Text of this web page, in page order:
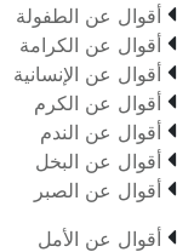
 أقوال عن الطفولة
 أقوال عن الكرامة
 أقوال عن الإنسانية
 أقوال عن الكرم
 أقوال عن الندم
 أقوال عن البخل
 أقوال عن الصبر
 أقوال عن الأمل